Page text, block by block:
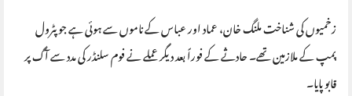
زخمیوں کی شناخت ملنگ خان، عماد اور عباس کے ناموں سے ہوئی ہے جو پٹرول
پمپ کے ملازمین تھے۔ حادثے کے فوراً بعد دیگر عملے نے فوم سلنڈر کی مدد سے آگ پر
قابو پایا۔